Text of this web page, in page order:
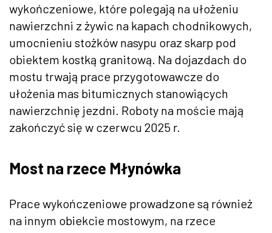
wykończeniowe, które polegają na ułożeniu
nawierzchni z żywic na kapach chodnikowych,
umocnieniu stożków nasypu oraz skarp pod
obiektem kostką granitową. Na dojazdach do
mostu trwają prace przygotowawcze do
ułożenia mas bitumicznych stanowiących
nawierzchnię jezdni. Roboty na moście mają
zakończyć się w czerwcu 2025 r.
Most na rzece Młynówka
Prace wykończeniowe prowadzone są również
na innym obiekcie mostowym, na rzece